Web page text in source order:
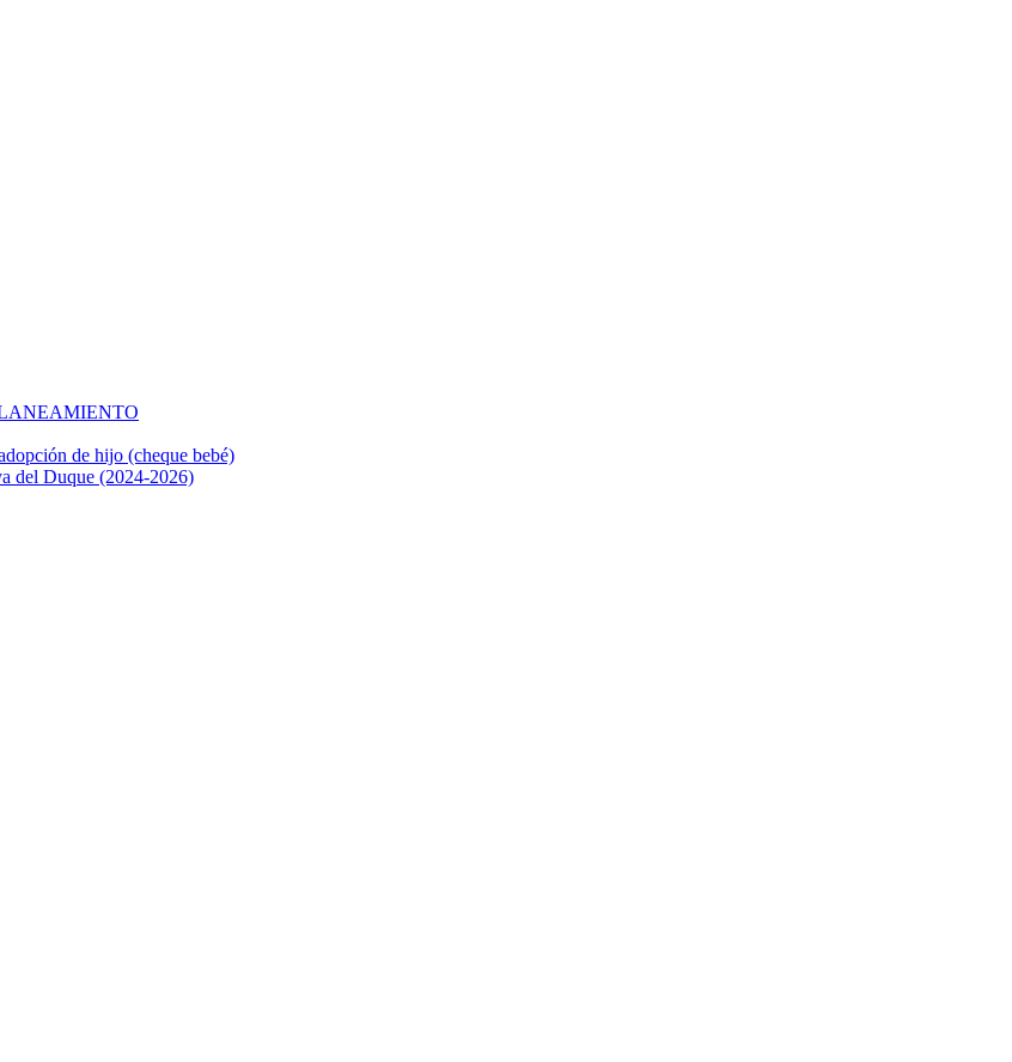
de hijo (cheque bebé)
del Duque (2024-2026)